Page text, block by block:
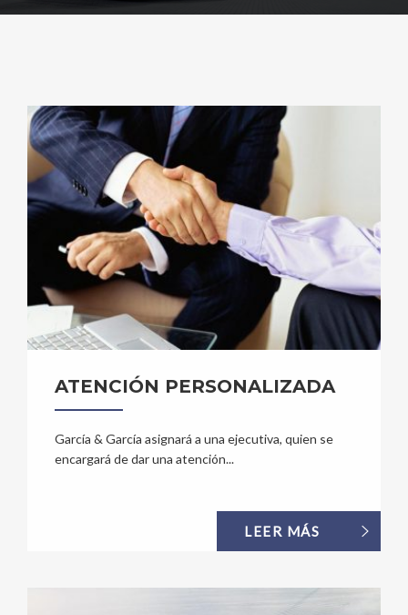
ATENCIÓN PERSONALIZADA
García & García asignará a una ejecutiva, quien se
encargará de dar una atención...
LEER MÁS